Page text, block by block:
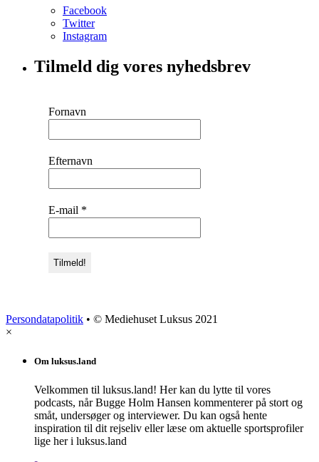
Facebook
Twitter
Instagram
Tilmeld dig vores nyhedsbrev
Fornavn
Efternavn
E-mail *
Persondatapolitik • © Mediehuset Luksus 2021
×
Om luksus.land
Velkommen til luksus.land! Her kan du lytte til vores
podcasts, når Bugge Holm Hansen kommenterer på stort og
småt, undersøger og interviewer. Du kan også hente
inspiration til dit rejseliv eller læse om aktuelle sportsprofiler
lige her i luksus.land